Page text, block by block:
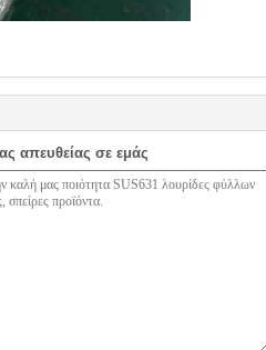
απευθείας σε εμάς